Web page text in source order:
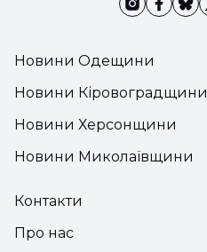
Новини Одещини
Новини Кіровоградщини
Новини Херсонщини
Новини Миколаївщини
Контакти
Про нас